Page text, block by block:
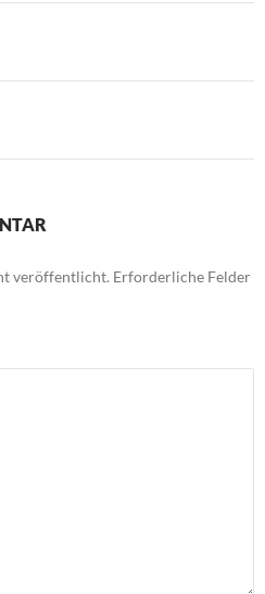
veröffentlicht. Erforderliche Felder